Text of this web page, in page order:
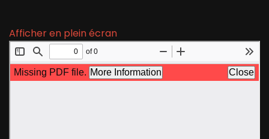
Afficher en plein écran